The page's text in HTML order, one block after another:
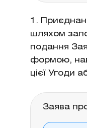
1.
шляхом
подання
формою,
цієї Угоди
Заява